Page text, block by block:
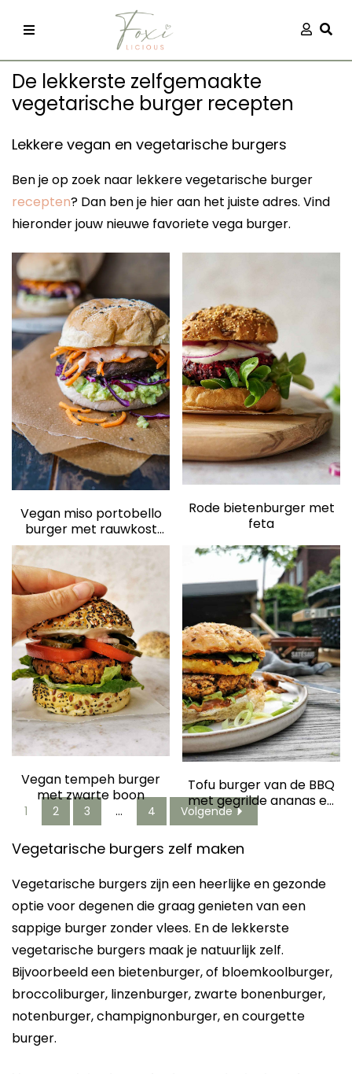
De lekkerste zelfgemaakte
vegetarische burger recepten
Lekkere vegan en vegetarische burgers
Ben je op zoek naar lekkere vegetarische burger
recepten? Dan ben je hier aan het juiste adres. Vind
hieronder jouw nieuwe favoriete vega burger.
Vegan miso portobello
burger met rauwkost
salade
Rode bietenburger met
feta
Vegan tempeh burger
met zwarte boon
Tofu burger van de BBQ
met gegrilde ananas en
satésaus
1 2 3 … 4 Volgende
Vegetarische burgers zelf maken
Vegetarische burgers zijn een heerlijke en gezonde
optie voor degenen die graag genieten van een
sappige burger zonder vlees. En de lekkerste
vegetarische burgers maak je natuurlijk zelf.
Bijvoorbeeld een bietenburger, of bloemkoolburger,
broccoliburger, linzenburger, zwarte bonenburger,
notenburger, champignonburger, en courgette
burger.